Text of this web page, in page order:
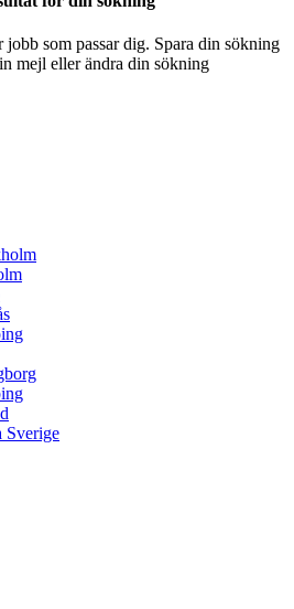
som passar dig. Spara din sökning
mejl eller ändra din sökning
Sverige